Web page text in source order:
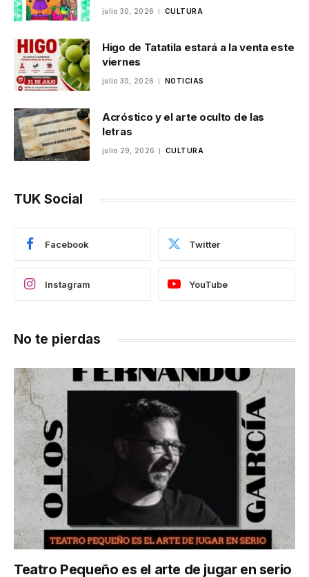
julio 30, 2026 CULTURA
Higo de Tatatila estará a la venta este
viernes
julio 30, 2026 NOTICIAS
Acróstico y el arte oculto de las
letras
julio 29, 2026 CULTURA
TUK Social
Facebook Twitter
Instagram YouTube
No te pierdas
Teatro Pequeño es el arte de jugar en serio